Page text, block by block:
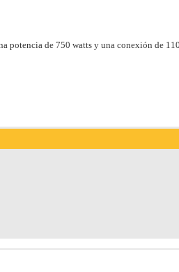
potencia de 750 watts y una conexión de